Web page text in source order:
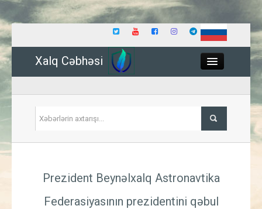
Xalq Cəbhəsi
İqtisadiyyat
Prezident Beynəlxalq Astronavtika
Federasiyasının prezidentini qəbul